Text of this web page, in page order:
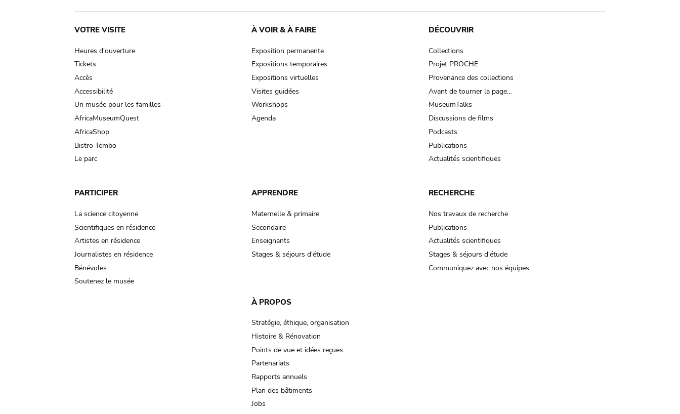
Main
navigation
VOTRE VISITE
Heures d'ouverture
Tickets
Accès
Accessibilité
Un musée pour les familles
AfricaMuseumQuest
AfricaShop
Bistro Tembo
Le parc
À VOIR & À FAIRE
Exposition permanente
Expositions temporaires
Expositions virtuelles
Visites guidées
Workshops
Agenda
DÉCOUVRIR
Collections
Projet PROCHE
Provenance des collections
Avant de tourner la page…
MuseumTalks
Discussions de films
Podcasts
Publications
Actualités scientifiques
PARTICIPER
La science citoyenne
Scientifiques en résidence
Artistes en résidence
Journalistes en résidence
Bénévoles
Soutenez le musée
APPRENDRE
Maternelle & primaire
Secondaire
Enseignants
Stages & séjours d'étude
RECHERCHE
Nos travaux de recherche
Publications
Actualités scientifiques
Stages & séjours d'étude
Communiquez avec nos équipes
À PROPOS
Stratégie, éthique, organisation
Histoire & Rénovation
Points de vue et idées reçues
Partenariats
Rapports annuels
Plan des bâtiments
Jobs